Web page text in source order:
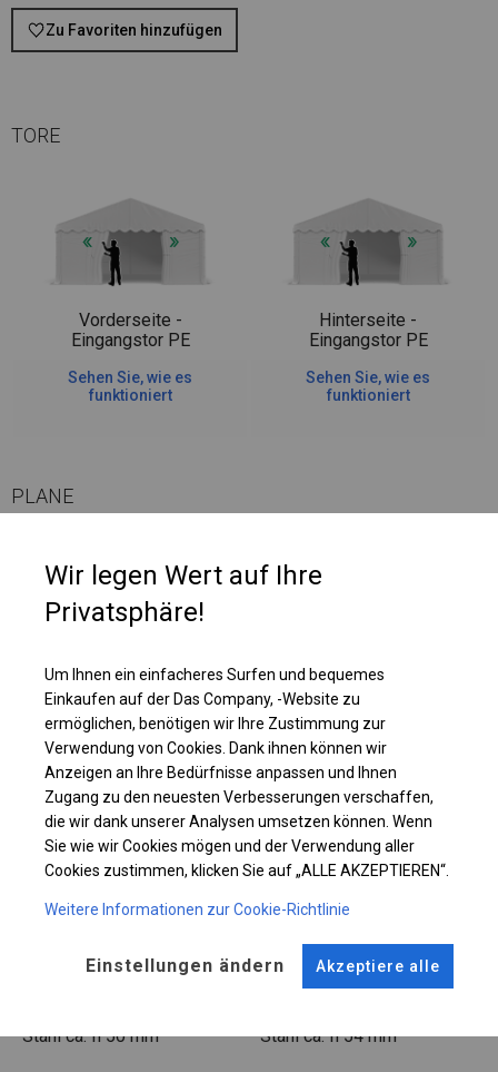
Zu Favoriten hinzufügen
TORE
Vorderseite -
Eingangstor PE
Sehen Sie, wie es
funktioniert
Hinterseite -
Eingangstor PE
Sehen Sie, wie es
funktioniert
PLANE
Die Seitenwände haben Netzfenster, die Luft hereinlassen. An jedem
dieser Fenster befindet sich ein Klettrollo, das jederzeit ausgeklappt
werden kann und das Fenster abdeckt, beispielsweise bei Regen oder
wenn Sie das Zeltinnere abdecken möchten.
Einzelheiten ansehen
Plane ändern
KONSTRUKTION
Stahl ca.fi 50 mm Stahl ca.fi 54 mm
Wir legen Wert auf Ihre
Privatsphäre!
Um Ihnen ein einfacheres Surfen und bequemes
Einkaufen auf der Das Company, -Website zu
ermöglichen, benötigen wir Ihre Zustimmung zur
Verwendung von Cookies. Dank ihnen können wir
Anzeigen an Ihre Bedürfnisse anpassen und Ihnen
Zugang zu den neuesten Verbesserungen verschaffen,
die wir dank unserer Analysen umsetzen können. Wenn
Sie wie wir Cookies mögen und der Verwendung aller
Cookies zustimmen, klicken Sie auf „ALLE AKZEPTIEREN“.
Weitere Informationen zur Cookie-Richtlinie
Einstellungen ändern Akzeptiere alle